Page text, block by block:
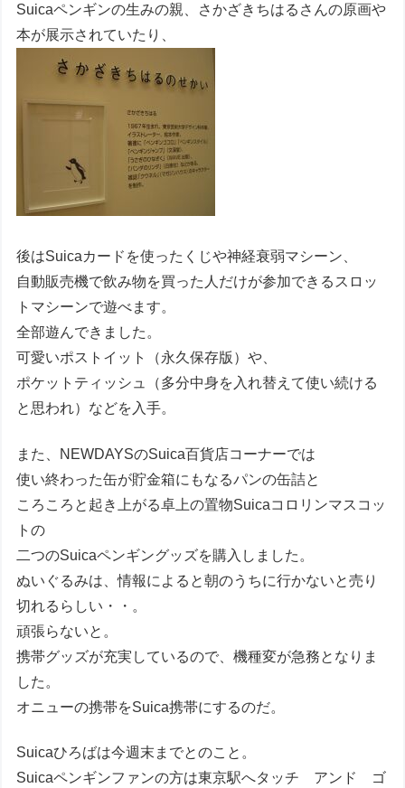
Suicaペンギンの生みの親、さかざきちはるさんの原画や
本が展示されていたり、
後はSuicaカードを使ったくじや神経衰弱マシーン、
自動販売機で飲み物を買った人だけが参加できるスロッ
トマシーンで遊べます。
全部遊んできました。
可愛いポストイット（永久保存版）や、
ポケットティッシュ（多分中身を入れ替えて使い続ける
と思われ）などを入手。
また、NEWDAYSのSuica百貨店コーナーでは
使い終わった缶が貯金箱にもなるパンの缶詰と
ころころと起き上がる卓上の置物Suicaコロリンマスコッ
トの
二つのSuicaペンギングッズを購入しました。
ぬいぐるみは、情報によると朝のうちに行かないと売り
切れるらしい・・。
頑張らないと。
携帯グッズが充実しているので、機種変が急務となりま
した。
オニューの携帯をSuica携帯にするのだ。
Suicaひろばは今週末までとのこと。
Suicaペンギンファンの方は東京駅へタッチ アンド ゴ